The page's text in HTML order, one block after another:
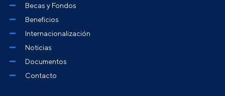
Becas y Fondos
Beneficios
Internacionalización
Noticias
Documentos
Contacto